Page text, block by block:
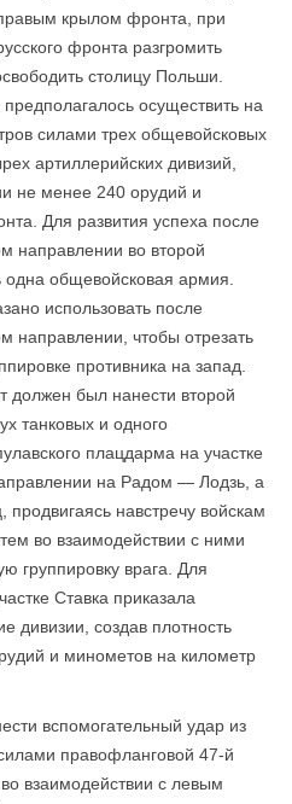
крылом фронта, при
фронта разгромить
столицу Польши.
осуществить на
силами трех общевойсковых
артиллерийских дивизий,
не менее 240 орудий и
Для развития успеха после
направлении во второй
общевойсковая армия.
использовать после
направлении, чтобы отрезать
противника на запад.
был нанести второй
танковых и одного
плацдарма на участке
на Радом — Лодзь, а
навстречу войскам
во взаимодействии с ними
группировку врага. Для
Ставка приказала
диви­зии, создав плотность
и минометов на километр
вспомогательный удар из
правофланговой 47-й
взаимодействии с левым